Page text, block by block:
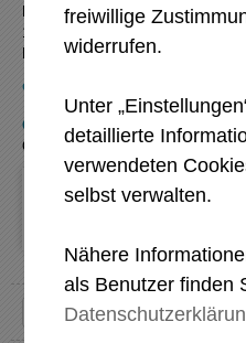
Barawitzkagasse 27 Stiege 2
1190
Mobiltelefon +43 664 5337505
christian.woeber@neuro-logie.at
Öffnungszeiten
Ordination nach Vereinbarung.
angezeigt werden. Klicken Sie
freiwillige
widerrufen.
Unter
detaillierte
verwendeten
selbst verwalten.
Nähere
als Benutzer finden